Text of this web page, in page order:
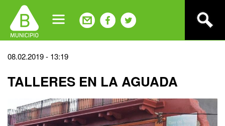
navigation
Back
top
08.02.2019 - 13:19
TALLERES EN LA AGUADA